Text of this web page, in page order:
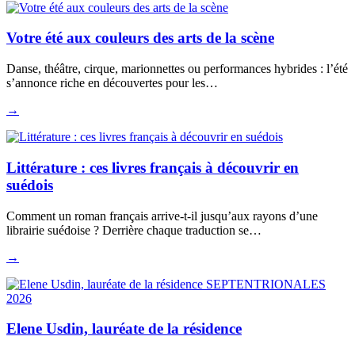
Votre été aux couleurs des arts de la scène
Danse, théâtre, cirque, marionnettes ou performances hybrides : l’été
s’annonce riche en découvertes pour les…
→
Littérature : ces livres français à découvrir en
suédois
Comment un roman français arrive-t-il jusqu’aux rayons d’une
librairie suédoise ? Derrière chaque traduction se…
→
Elene Usdin, lauréate de la résidence